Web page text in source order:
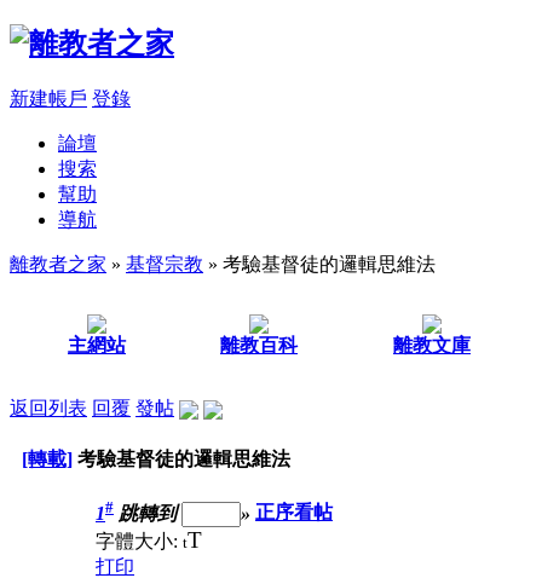
新建帳戶 登錄
論壇
搜索
幫助
導航
離教者之家 » 基督宗教 » 考驗基督徒的邏輯思維法
主網站 離教百科 離教文庫
返回列表 回覆 發帖
[轉載] 考驗基督徒的邏輯思維法
1# 跳轉到 » 正序看帖
字體大小: tT
打印